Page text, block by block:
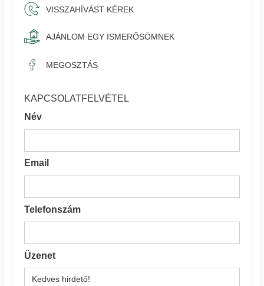
VISSZAHÍVÁST KÉREK
AJÁNLOM EGY ISMERŐSÖMNEK
MEGOSZTÁS
KAPCSOLATFELVÉTEL
Név
Email
Telefonszám
Üzenet